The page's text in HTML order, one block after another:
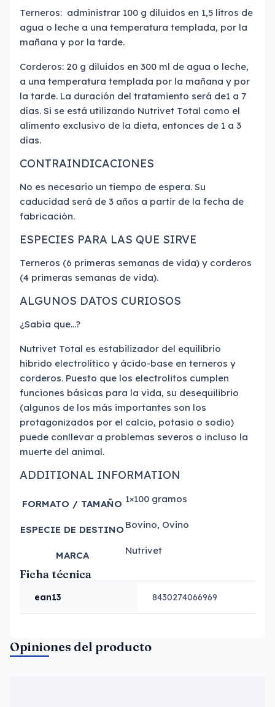
Terneros: administrar 100 g diluidos en 1,5 litros de
agua o leche a una temperatura templada, por la
mañana y por la tarde.
Corderos: 20 g diluidos en 300 ml de agua o leche,
a una temperatura templada por la mañana y por
la tarde. La duración del tratamiento será de1 a 7
días. Si se está utilizando Nutrivet Total como el
alimento exclusivo de la dieta, entonces de 1 a 3
días.
CONTRAINDICACIONES
No es necesario un tiempo de espera. Su
caducidad será de 3 años a partir de la fecha de
fabricación.
ESPECIES PARA LAS QUE SIRVE
Terneros (6 primeras semanas de vida) y corderos
(4 primeras semanas de vida).
ALGUNOS DATOS CURIOSOS
¿Sabía que…?
Nutrivet Total es estabilizador del equilibrio
hibrido electrolítico y ácido-base en terneros y
corderos. Puesto que los electrolitos cumplen
funciones básicas para la vida, su desequilibrio
(algunos de los más importantes son los
protagonizados por el calcio, potasio o sodio)
puede conllevar a problemas severos o incluso la
muerte del animal.
ADDITIONAL INFORMATION
FORMATO / TAMAÑO 1×100 gramos
ESPECIE DE DESTINO Bovino, Ovino
MARCA Nutrivet
Ficha técnica
ean13 8430274066969
Opiniones del producto